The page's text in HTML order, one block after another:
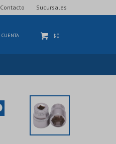
$0
Contacto Sucursales